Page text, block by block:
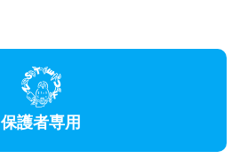
保護者専用